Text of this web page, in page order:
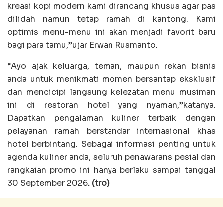
kreasi kopi modern kami dirancang khusus agar pas
dilidah namun tetap ramah di kantong. Kami
optimis menu-menu ini akan menjadi favorit baru
bagi para tamu,”ujar Erwan Rusmanto.
“Ayo ajak keluarga, teman, maupun rekan bisnis
anda untuk menikmati momen bersantap eksklusif
dan mencicipi langsung kelezatan menu musiman
ini di restoran hotel yang nyaman,”katanya.
Dapatkan pengalaman kuliner terbaik dengan
pelayanan ramah berstandar internasional khas
hotel berbintang. Sebagai informasi penting untuk
agenda kuliner anda, seluruh penawarans pesial dan
rangkaian promo ini hanya berlaku sampai tanggal
30 September 2026. (tro)